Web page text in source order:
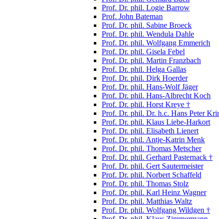
Prof. Dr. phil. Logie Barrow
Prof. John Bateman
Prof. Dr. phil. Sabine Broeck
Prof. Dr. phil. Wendula Dahle
Prof. Dr. phil. Wolfgang Emmerich
Prof. Dr. phil. Gisela Febel
Prof. Dr. phil. Martin Franzbach
Prof. Dr. phil. Helga Gallas
Prof. Dr. phil. Dirk Hoerder
Prof. Dr. phil. Hans-Wolf Jäger
Prof. Dr. phil. Hans-Albrecht Koch
Prof. Dr. phil. Horst Kreye †
Prof. Dr. phil. Dr. h.c. Hans Peter
Prof. Dr. phil. Klaus Liebe-Harkort
Prof. Dr. phil. Elisabeth Lienert
Prof. Dr. phil. Antje-Katrin Menk
Prof. Dr. phil. Thomas Metscher
Prof. Dr. phil. Gerhard Pasternack †
Prof. Dr. phil. Gert Sautermeister
Prof. Dr. phil. Norbert Schaffeld
Prof. Dr. phil. Thomas Stolz
Prof. Dr. phil. Karl Heinz Wagner
Prof. Dr. phil. Matthias Waltz
Prof. Dr. phil. Wolfgang Wildgen †